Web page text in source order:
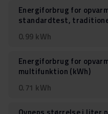
Energiforbrug for
standardtest,
0.99 kWh
Energiforbrug for
multifunktion (kWh)
0.71 kWh